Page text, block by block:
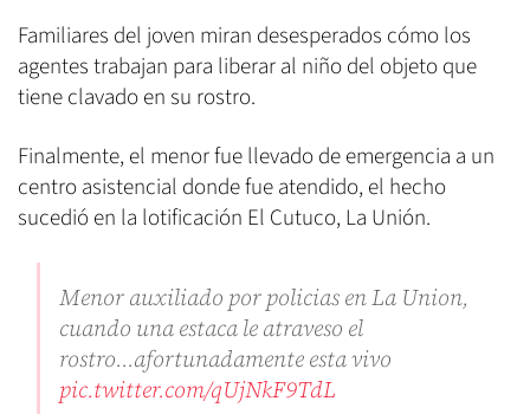
Familiares del joven miran desesperados cómo los
agentes trabajan para liberar al niño del objeto que
tiene clavado en su rostro.
Finalmente, el menor fue llevado de emergencia a un
centro asistencial donde fue atendido, el hecho
sucedió en la lotificación El Cutuco, La Unión.
Menor auxiliado por policias en La Union,
cuando una estaca le atraveso el
rostro...afortunadamente esta vivo
pic.twitter.com/qUjNkF9TdL